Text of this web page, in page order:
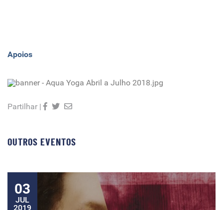
Apoios
Partilhar |
OUTROS EVENTOS
03
JUL
2019